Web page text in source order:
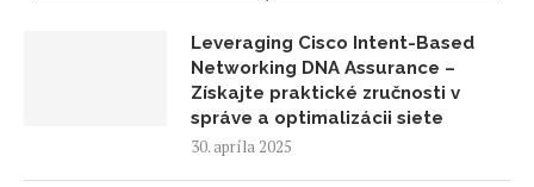
Leveraging Cisco Intent-Based
Networking DNA Assurance –
Získajte praktické zručnosti v
správe a optimalizácii siete
30. apríla 2025